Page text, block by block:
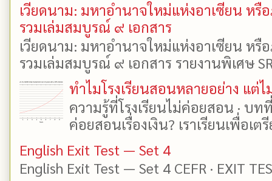
เวียดนาม: มหาอำนาจใหม่แห่งอาเซียน ห
รวมเล่มสมบูรณ์ ๙ เอกสาร
เวียดนาม: มหาอำนาจใหม่แห่งอาเซียน ห
รวมเล่มสมบูรณ์ ๙ เอกสาร รายงานพิเศษ
ทำไมโรงเรียนสอนหลายอย่าง แต่ไ
ความรู้ที่โรงเรียนไม่ค่อยสอน · บ
ค่อยสอนเรื่องเงิน? เราเรียนเพื่อเต
English Exit Test — Set 4
English Exit Test — Set 4 CEFR · EXIT